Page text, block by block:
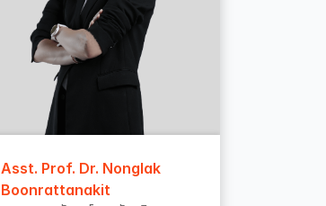
Asst. Prof. Dr. Nonglak
Boonrattanakit